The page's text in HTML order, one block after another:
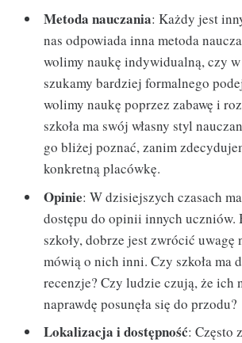
Metoda nauczania: Każdy jest
nas odpowiada inna metoda
wolimy naukę indywidualną, czy
szukamy bardziej formalnego
wolimy naukę poprzez zabawę i
szkoła ma swój własny styl
go bliżej poznać, zanim
konkretną placówkę.
Opinie: W dzisiejszych czasach
dostępu do opinii innych uczniów.
szkoły, dobrze jest zwrócić uwagę
mówią o nich inni. Czy szkoła ma
recenzje? Czy ludzie czują, że ich
naprawdę posunęła się do przodu?
Lokalizacja i dostępność: Często